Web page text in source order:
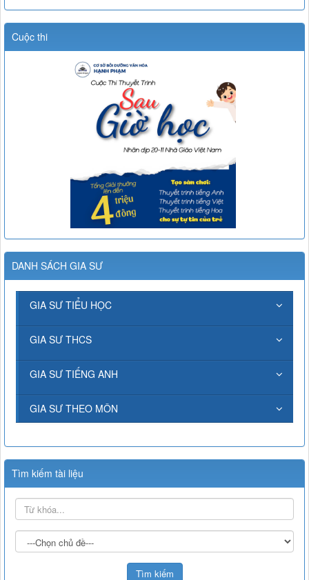
Cuộc thi
DANH SÁCH GIA SƯ
GIA SƯ TIỂU HỌC
GIA SƯ THCS
GIA SƯ TIẾNG ANH
GIA SƯ THEO MÔN
Tìm kiếm tài liệu